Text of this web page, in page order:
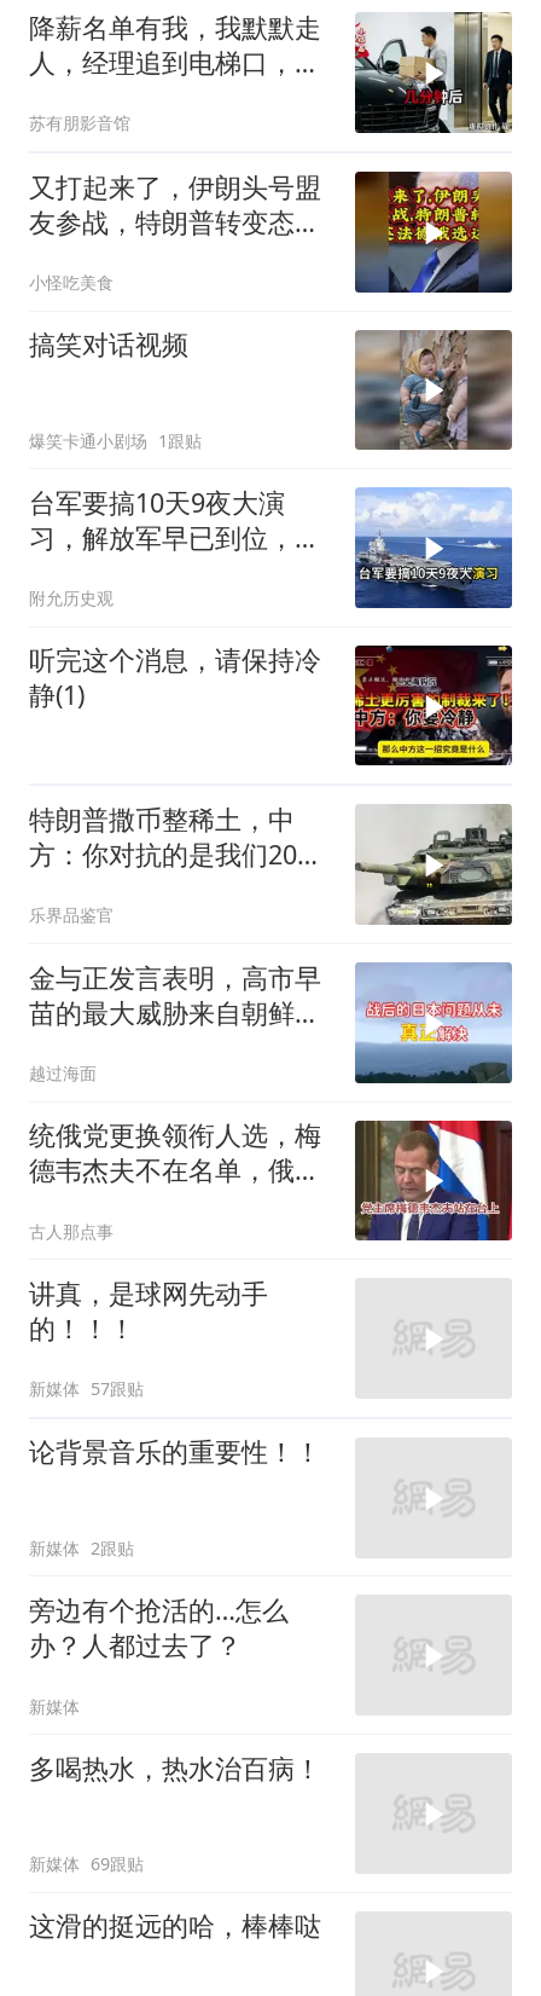
降薪名单有我，我默默走
人，经理追到电梯口，见
苏有朋影音馆
又打起来了，伊朗头号盟
友参战，特朗普转变态
小怪吃美食
搞笑对话视频
爆笑卡通小剧场 1跟贴
台军要搞10天9夜大演
习，解放军早已到位，美
味了
附允历史观
听完这个消息，请保持冷
静(1)
特朗普撒币整稀土，中
方：你对抗的是我们20年
乐界品鉴官
金与正发言表明，高市早
苗的最大威胁来自朝鲜，
越过海面
统俄党更换领衔人选，梅
德韦杰夫不在名单，俄政
古人那点事
讲真，是球网先动手
的！！！
新媒体 57跟贴
论背景音乐的重要性！！
新媒体 2跟贴
旁边有个抢活的…怎么
办？人都过去了？
新媒体
多喝热水，热水治百病！
新媒体 69跟贴
这滑的挺远的哈，棒棒哒